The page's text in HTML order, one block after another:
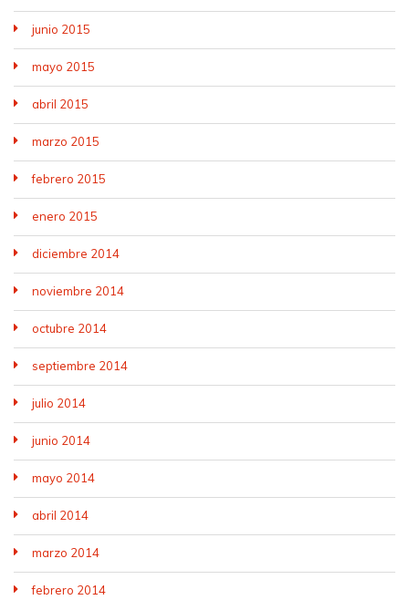
junio 2015
mayo 2015
abril 2015
marzo 2015
febrero 2015
enero 2015
diciembre 2014
noviembre 2014
octubre 2014
septiembre 2014
julio 2014
junio 2014
mayo 2014
abril 2014
marzo 2014
febrero 2014